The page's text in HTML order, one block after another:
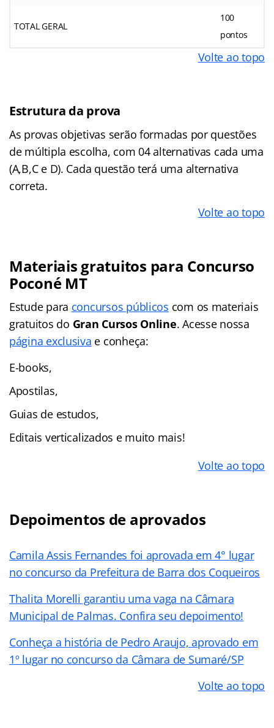
TOTAL GERAL
100
pontos
Volte ao topo
Estrutura da prova
As provas objetivas serão formadas por questões
de múltipla escolha, com 04 alternativas cada uma
(A,B,C e D). Cada questão terá uma alternativa
correta.
Volte ao topo
Materiais gratuitos para Concurso
Poconé MT
Estude para concursos públicos com os materiais
gratuitos do Gran Cursos Online. Acesse nossa
página exclusiva e conheça:
E-books,
Apostilas,
Guias de estudos,
Editais verticalizados e muito mais!
Volte ao topo
Depoimentos de aprovados
Camila Assis Fernandes foi aprovada em 4° lugar
no concurso da Prefeitura de Barra dos Coqueiros
Thalita Morelli garantiu uma vaga na Câmara
Municipal de Palmas. Confira seu depoimento!
Conheça a história de Pedro Araujo, aprovado em
1º lugar no concurso da Câmara de Sumaré/SP
Volte ao topo